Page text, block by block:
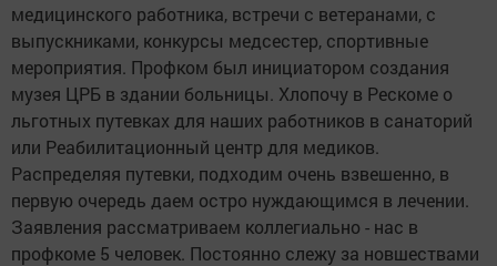
медицинского работника, встречи с ветеранами, с
выпускниками, конкурсы медсестер, спортивные
мероприятия. Профком был инициатором создания
музея ЦРБ в здании больницы. Хлопочу в Рескоме о
льготных путевках для наших работников в санаторий
или Реабилитационный центр для медиков.
Распределяя путевки, подходим очень взвешенно, в
первую очередь даем остро нуждающимся в лечении.
Заявления рассматриваем коллегиально - нас в
профкоме 5 человек. Постоянно слежу за новшествами